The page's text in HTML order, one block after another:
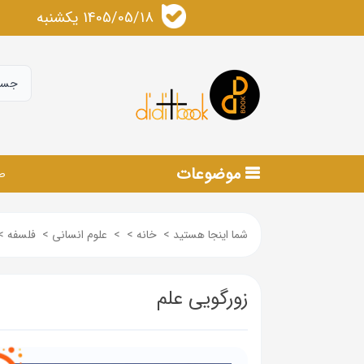
1405/05/18 يكشنبه
موضوعات
شما اینجا هستید > خانه >
> علوم انسانی > فلسفه
زورگویی علم